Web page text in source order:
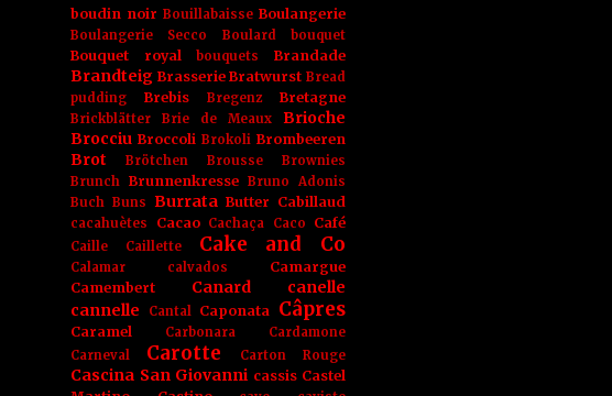
boudin noir Bouillabaisse Boulangerie
Boulangerie Secco Boulard bouquet
Bouquet royal bouquets Brandade
Brandteig Brasserie Bratwurst Bread
pudding
Brebis Bregenz Bretagne
Brickblätter Brie de Meaux
Brioche
Brocciu Broccoli Brokoli Brombeeren
Brot Brötchen Brousse
Brownies
Brunch Brunnenkresse Bruno Adonis
Buch Buns Burrata Butter Cabillaud
cacahuètes Cacao Cachaça Caco Café
Caille Caillette Cake and Co
Calamar calvados
Camargue
Camembert
Canard
canelle
cannelle
Cantal Caponata Câpres
Caramel Carbonara
Cardamone
Carneval
Carotte Carton Rouge
Cascina San Giovanni cassis Castel